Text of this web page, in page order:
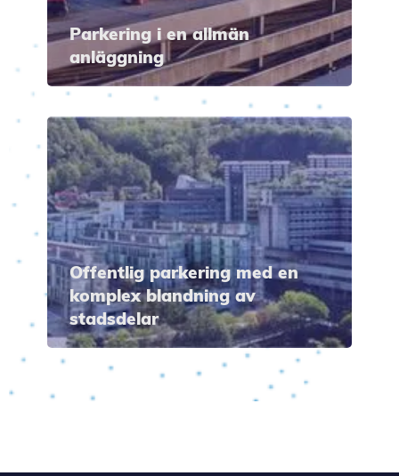
Parkering i en allmän
anläggning
Offentlig parkering med en
komplex blandning av
stadsdelar